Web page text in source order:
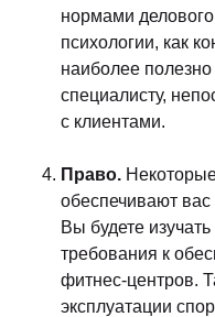
нормами
психологии, как
наиболее полезно
специалисту,
с клиентами.
Право.
обеспечивают
Вы будете
требования к
фитнес-центров.
эксплуатации